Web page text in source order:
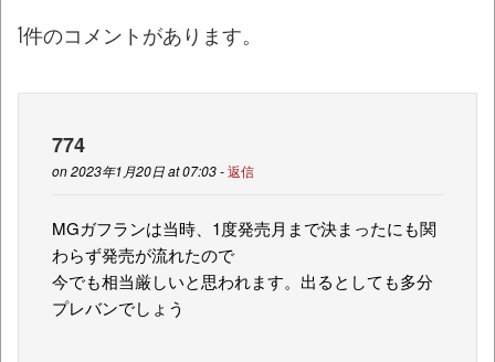
1件のコメントがあります。
774
on 2023年1月20日 at 07:03 -返信
MGガフランは当時、1度発売月まで決まったにも関
わらず発売が流れたので
今でも相当厳しいと思われます。出るとしても多分
プレバンでしょう